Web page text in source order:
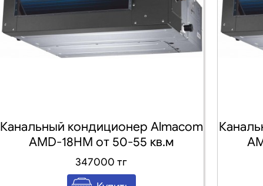
Канальный кондиционер Almacom
AMD-18HM от 50-55 кв.м
347000 тг